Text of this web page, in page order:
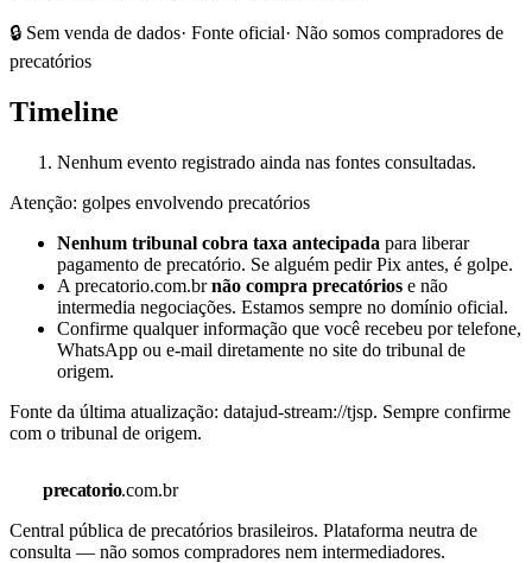
🔒 Sem venda de dados· Fonte oficial· Não somos compradores de
precatórios
Timeline
Nenhum evento registrado ainda nas fontes consultadas.
Atenção: golpes envolvendo precatórios
Nenhum tribunal cobra taxa antecipada para liberar
pagamento de precatório. Se alguém pedir Pix antes, é golpe.
A precatorio.com.brnão compra precatórios e não
intermedia negociações. Estamos sempre no domínio oficial.
Confirme qualquer informação que você recebeu por telefone,
WhatsApp ou e-mail diretamente no site do tribunal de
origem.
Fonte da última atualização: datajud-stream://tjsp. Sempre confirme
com o tribunal de origem.
precatorio.com.br
Central pública de precatórios brasileiros. Plataforma neutra de
consulta — não somos compradores nem intermediadores.